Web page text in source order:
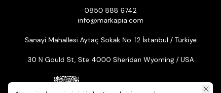
0850 888 6742
info@markapia.com
Sanayi Mahallesi Aytaç Sokak No: 12 İstanbul / Türkiye
30 N Gould St, Ste 4000 Sheridan Wyoming / USA